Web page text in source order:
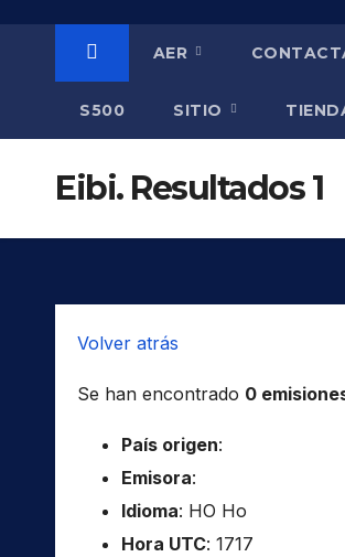
AER
S500 SITIO
Eibi. Resultados 1
Volver atrás
Se han encontrado 0
País origen:
Emisora:
Idioma: HO Ho
Hora UTC: 1717